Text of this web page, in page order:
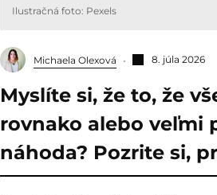
Ilustračná foto: Pexels
Michaela Olexová 8. júla 2026
Myslíte si, že to, že
rovnako alebo veľmi
náhoda? Pozrite si,